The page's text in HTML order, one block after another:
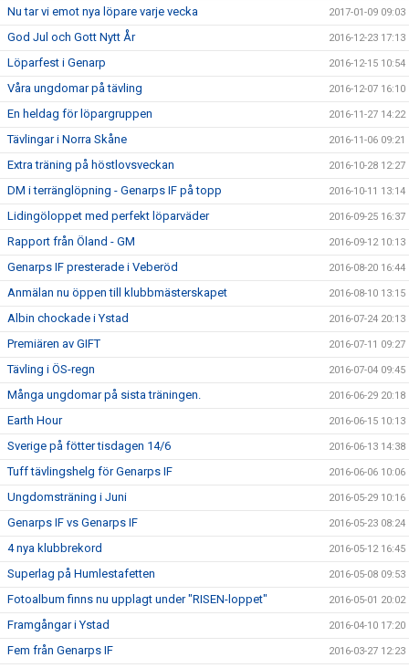
Nu tar vi emot nya löpare varje vecka 2017-01-09 09:03
God Jul och Gott Nytt År 2016-12-23 17:13
Löparfest i Genarp 2016-12-15 10:54
Våra ungdomar på tävling 2016-12-07 16:10
En heldag för löpargruppen 2016-11-27 14:22
Tävlingar i Norra Skåne 2016-11-06 09:21
Extra träning på höstlovsveckan 2016-10-28 12:27
DM i terränglöpning - Genarps IF på topp 2016-10-11 13:14
Lidingöloppet med perfekt löparväder 2016-09-25 16:37
Rapport från Öland - GM 2016-09-12 10:13
Genarps IF presterade i Veberöd 2016-08-20 16:44
Anmälan nu öppen till klubbmästerskapet 2016-08-10 13:15
Albin chockade i Ystad 2016-07-24 20:13
Premiären av GIFT 2016-07-11 09:27
Tävling i ÖS-regn 2016-07-04 09:45
Många ungdomar på sista träningen. 2016-06-29 20:18
Earth Hour 2016-06-15 10:13
Sverige på fötter tisdagen 14/6 2016-06-13 14:38
Tuff tävlingshelg för Genarps IF 2016-06-06 10:06
Ungdomsträning i Juni 2016-05-29 10:16
Genarps IF vs Genarps IF 2016-05-23 08:24
4 nya klubbrekord 2016-05-12 16:45
Superlag på Humlestafetten 2016-05-08 09:53
Fotoalbum finns nu upplagt under "RISEN-loppet" 2016-05-01 20:02
Framgångar i Ystad 2016-04-10 17:20
Fem från Genarps IF 2016-03-27 12:23